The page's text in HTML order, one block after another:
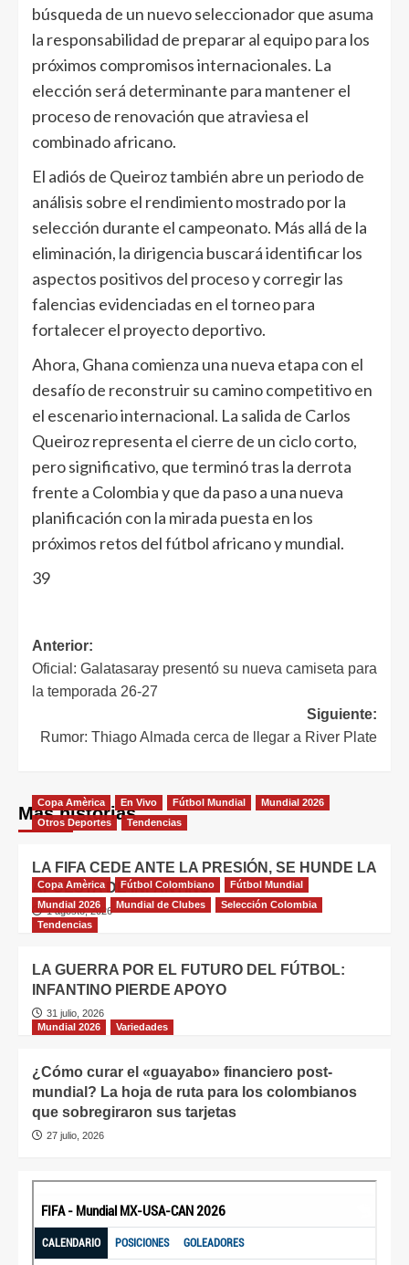
búsqueda de un nuevo seleccionador que asuma
la responsabilidad de preparar al equipo para los
próximos compromisos internacionales. La
elección será determinante para mantener el
proceso de renovación que atraviesa el
combinado africano.
El adiós de Queiroz también abre un periodo de
análisis sobre el rendimiento mostrado por la
selección durante el campeonato. Más allá de la
eliminación, la dirigencia buscará identificar los
aspectos positivos del proceso y corregir las
falencias evidenciadas en el torneo para
fortalecer el proyecto deportivo.
Ahora, Ghana comienza una nueva etapa con el
desafío de reconstruir su camino competitivo en
el escenario internacional. La salida de Carlos
Queiroz representa el cierre de un ciclo corto,
pero significativo, que terminó tras la derrota
frente a Colombia y que da paso a una nueva
planificación con la mirada puesta en los
próximos retos del fútbol africano y mundial.
39
Anterior:
Oficial: Galatasaray presentó su nueva camiseta para
la temporada 26-27
Siguiente:
Rumor: Thiago Almada cerca de llegar a River Plate
Más historias
Copa Amèrica En Vivo Fútbol Mundial
Mundial 2026
Otros Deportes
Tendencias
LA FIFA CEDE ANTE LA PRESIÓN, SE HUNDE LA
APUESTA DE INFANTINO
1 agosto, 2026
Copa Amèrica Fútbol Colombiano
Fútbol Mundial
Mundial 2026
Mundial de Clubes
Selección Colombia
Tendencias
LA GUERRA POR EL FUTURO DEL FÚTBOL:
INFANTINO PIERDE APOYO
31 julio, 2026
Mundial 2026
Variedades
¿Cómo curar el «guayabo» financiero post-
mundial? La hoja de ruta para los colombianos
que sobregiraron sus tarjetas
27 julio, 2026